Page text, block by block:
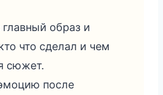
образ и
что сделал и чем
сюжет.
после